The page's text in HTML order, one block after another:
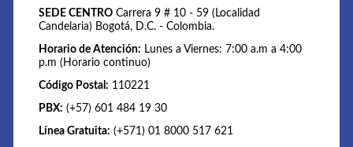
SEDE CENTRO Carrera 9 # 10 - 59 (Localidad
Candelaria) Bogotá, D.C. - Colombia.
Horario de Atención: Lunes a Viernes: 7:00 a.m a 4:00
p.m (Horario continuo)
Código Postal: 110221
PBX: (+57) 601 484 19 30
Línea Gratuita: (+571) 01 8000 517 621